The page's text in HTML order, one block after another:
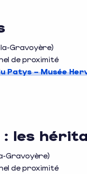
Gravoyère)
de proximité
Patys – Musée
les
Gravoyère)
de proximité